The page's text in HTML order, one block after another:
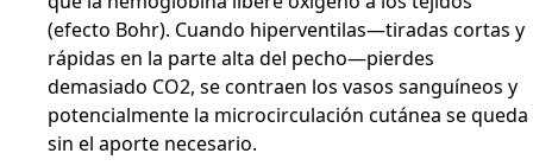
(efecto Bohr). Cuando hiperventilas—tiradas cortas y
rápidas en la parte alta del pecho—pierdes
demasiado CO2, se contraen los vasos sanguíneos y
potencialmente la microcirculación cutánea se queda
sin el aporte necesario.